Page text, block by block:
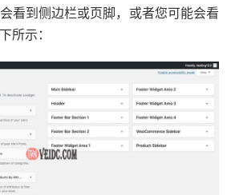
看到侧边栏或页脚，或者您可能会看
所示：